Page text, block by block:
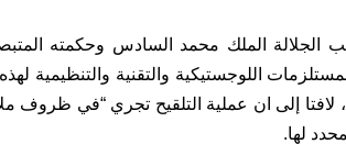
الملك محمد السادس وحكمته
اللوجستيكية والتقنية والتنظيمية
جد مهمة من نوعين من لقاح كوفيد 19 ، لافتا إلى ان عملية التلقيح
لها.